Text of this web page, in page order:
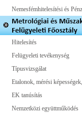
Nemesfémhitelesítési és
Hitelesítés
Felügyeleti tevékenység
Típusvizsgálat
Etalonok, mérési
EK tanúsítás
Nemzetközi együttműködés